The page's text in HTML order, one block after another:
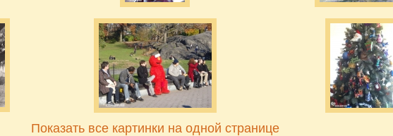
Показать все картинки на одной странице